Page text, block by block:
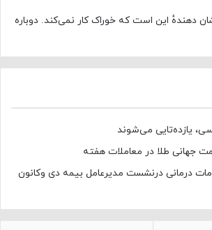
دهندهٔ این است که خوراک کار نمی‌کند. دوباره
یازده‌تایی می‌شوند
درمانی درنشست مدیرعامل بیمه دی وکانون